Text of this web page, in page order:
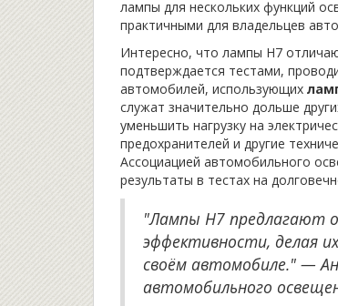
лампы для нескольких функций
практичными для владельцев
Интересно, что лампы H7
подтверждается тестами,
автомобилей, использующих
служат значительно дольше
уменьшить нагрузку на
предохранителей и другие
Ассоциацией автомобильного
результаты в тестах на
"Лампы H7 предлагают
эффективности, делая
своём автомобиле." —
автомобильного